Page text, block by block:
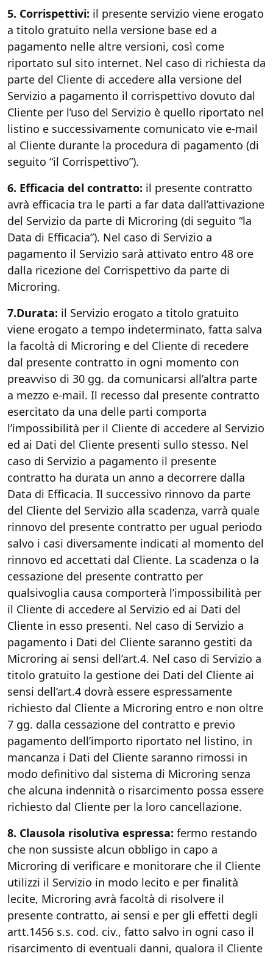
5. Corrispettivi: il presente servizio viene erogato
a titolo gratuito nella versione base ed a
pagamento nelle altre versioni, così come
riportato sul sito internet. Nel caso di richiesta da
parte del Cliente di accedere alla versione del
Servizio a pagamento il corrispettivo dovuto dal
Cliente per l’uso del Servizio è quello riportato nel
listino e successivamente comunicato vie e-mail
al Cliente durante la procedura di pagamento (di
seguito “il Corrispettivo”).
6. Efficacia del contratto: il presente contratto
avrà efficacia tra le parti a far data dall’attivazione
del Servizio da parte di Microring (di seguito “la
Data di Efficacia”). Nel caso di Servizio a
pagamento il Servizio sarà attivato entro 48 ore
dalla ricezione del Corrispettivo da parte di
Microring.
7.Durata: il Servizio erogato a titolo gratuito
viene erogato a tempo indeterminato, fatta salva
la facoltà di Microring e del Cliente di recedere
dal presente contratto in ogni momento con
preavviso di 30 gg. da comunicarsi all’altra parte
a mezzo e-mail. Il recesso dal presente contratto
esercitato da una delle parti comporta
l’impossibilità per il Cliente di accedere al Servizio
ed ai Dati del Cliente presenti sullo stesso. Nel
caso di Servizio a pagamento il presente
contratto ha durata un anno a decorrere dalla
Data di Efficacia. Il successivo rinnovo da parte
del Cliente del Servizio alla scadenza, varrà quale
rinnovo del presente contratto per ugual periodo
salvo i casi diversamente indicati al momento del
rinnovo ed accettati dal Cliente. La scadenza o la
cessazione del presente contratto per
qualsivoglia causa comporterà l’impossibilità per
il Cliente di accedere al Servizio ed ai Dati del
Cliente in esso presenti. Nel caso di Servizio a
pagamento i Dati del Cliente saranno gestiti da
Microring ai sensi dell’art.4. Nel caso di Servizio a
titolo gratuito la gestione dei Dati del Cliente ai
sensi dell’art.4 dovrà essere espressamente
richiesto dal Cliente a Microring entro e non oltre
7 gg. dalla cessazione del contratto e previo
pagamento dell’importo riportato nel listino, in
mancanza i Dati del Cliente saranno rimossi in
modo definitivo dal sistema di Microring senza
che alcuna indennità o risarcimento possa essere
richiesto dal Cliente per la loro cancellazione.
8. Clausola risolutiva espressa: fermo restando
che non sussiste alcun obbligo in capo a
Microring di verificare e monitorare che il Cliente
utilizzi il Servizio in modo lecito e per finalità
lecite, Microring avrà facoltà di risolvere il
presente contratto, ai sensi e per gli effetti degli
artt.1456 s.s. cod. civ., fatto salvo in ogni caso il
risarcimento di eventuali danni, qualora il Cliente